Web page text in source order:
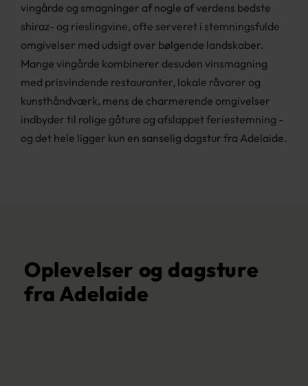
vingårde og smagninger af nogle af verdens bedste
shiraz- og rieslingvine, ofte serveret i stemningsfulde
omgivelser med udsigt over bølgende landskaber.
Mange vingårde kombinerer desuden vinsmagning
med prisvindende restauranter, lokale råvarer og
kunsthåndværk, mens de charmerende omgivelser
indbyder til rolige gåture og afslappet feriestemning -
og det hele ligger kun en sanselig dagstur fra Adelaide.
Oplevelser og dagsture
fra Adelaide